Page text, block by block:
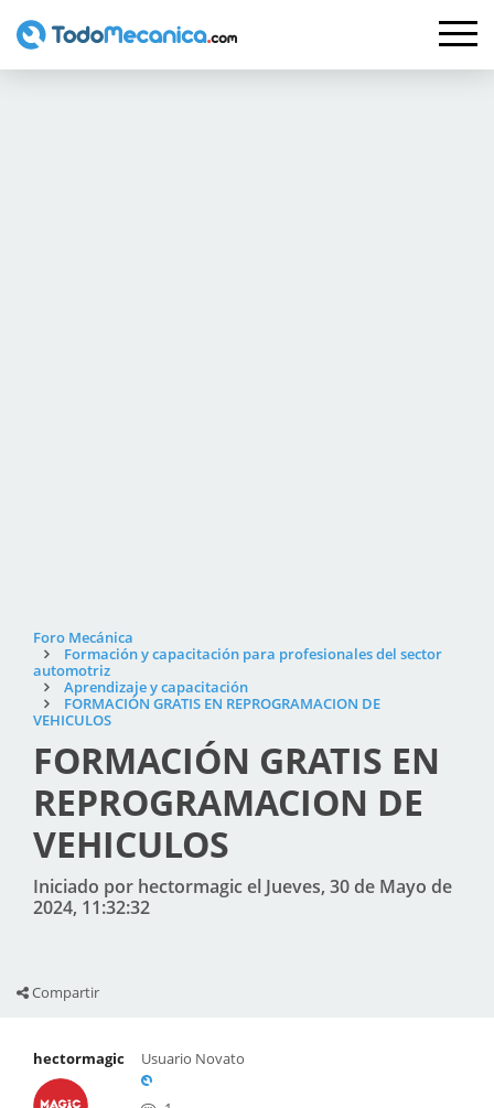
Foro Mecánica
Formación y capacitación para profesionales del sector
automotriz
Aprendizaje y capacitación
FORMACIÓN GRATIS EN REPROGRAMACION DE
VEHICULOS
FORMACIÓN GRATIS EN
REPROGRAMACION DE
VEHICULOS
Iniciado por hectormagic el Jueves, 30 de Mayo de
2024, 11:32:32
Compartir
hectormagic Usuario Novato